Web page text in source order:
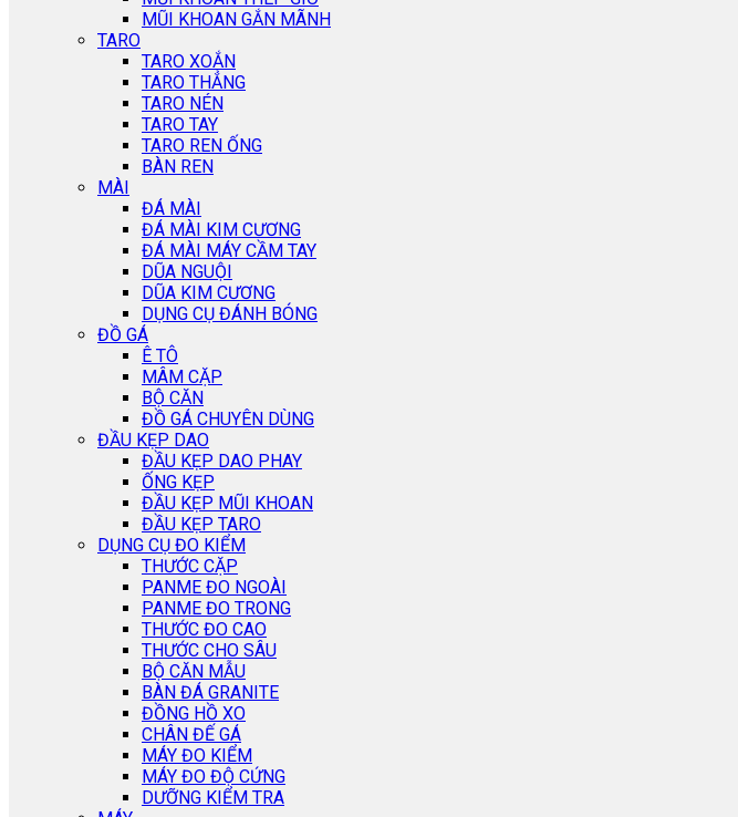
MŨI KHOAN GẮN MÃNH
TARO
TARO XOẮN
TARO THẲNG
TARO NÉN
TARO TAY
TARO REN ỐNG
BÀN REN
MÀI
ĐÁ MÀI
ĐÁ MÀI KIM CƯƠNG
ĐÁ MÀI MÁY CẦM TAY
DŨA NGUỘI
DŨA KIM CƯƠNG
DỤNG CỤ ĐÁNH BÓNG
ĐỒ GÁ
Ê TÔ
MÂM CẶP
BỘ CĂN
ĐỒ GÁ CHUYÊN DÙNG
ĐẦU KẸP DAO
ĐẦU KẸP DAO PHAY
ỐNG KẸP
ĐẦU KẸP MŨI KHOAN
ĐẦU KẸP TARO
DỤNG CỤ ĐO KIỂM
THƯỚC CẶP
PANME ĐO NGOÀI
PANME ĐO TRONG
THƯỚC ĐO CAO
THƯỚC CHO SÂU
BỘ CĂN MẪU
BÀN ĐÁ GRANITE
ĐỒNG HỒ XO
CHÂN ĐẾ GÁ
MÁY ĐO KIỂM
MÁY ĐO ĐỘ CỨNG
DƯỠNG KIỂM TRA